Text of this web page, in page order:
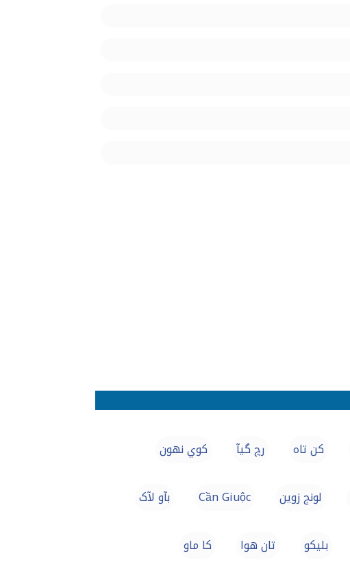
كن تاه رچ گیآ كوي نهون
لونج زوين Cần Giuộc بآو لآک
بليكو تان هوا كا ماو